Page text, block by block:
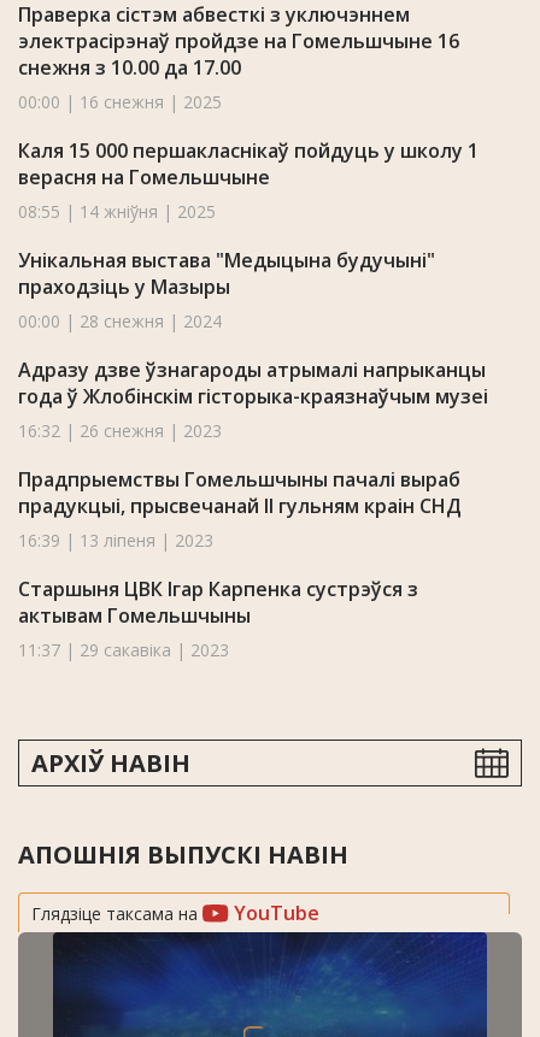
Праверка сістэм абвесткі з уключэннем
электрасірэнаў пройдзе на Гомельшчыне 16
снежня з 10.00 да 17.00
00:00 | 16 снежня | 2025
Каля 15 000 першакласнікаў пойдуць у школу 1
верасня на Гомельшчыне
08:55 | 14 жніўня | 2025
Унікальная выстава "Медыцына будучыні"
праходзіць у Мазыры
00:00 | 28 снежня | 2024
Адразу дзве ўзнагароды атрымалі напрыканцы
года ў Жлобінскім гісторыка-краязнаўчым музеі
16:32 | 26 снежня | 2023
Прадпрыемствы Гомельшчыны пачалі выраб
прадукцыі, прысвечанай II гульням краін СНД
16:39 | 13 ліпеня | 2023
Старшыня ЦВК Ігар Карпенка сустрэўся з
актывам Гомельшчыны
11:37 | 29 сакавіка | 2023
АРХІЎ НАВІН
АПОШНІЯ ВЫПУСКІ НАВІН
Глядзіце таксама на YouTube